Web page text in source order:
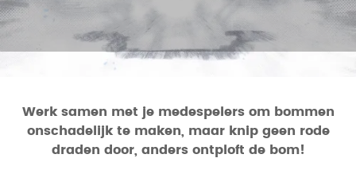
Werk samen met je medespelers om bommen
onschadelijk te maken, maar knip geen rode
draden door, anders ontploft de bom!